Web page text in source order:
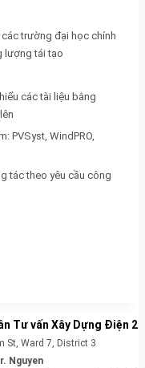
trường đại học chính
lượng tái tạo
các tài liệu bằng
PVSyst, WindPRO,
tác theo yêu cầu công
Tư vấn Xây Dựng Điện 2
St, Ward 7, District 3
Nguyen